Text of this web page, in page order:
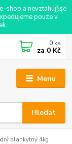
shop a nevztahují se
pouze v
Menu
Hledat
0 ks
za 0 Kč
blankytný 4kg